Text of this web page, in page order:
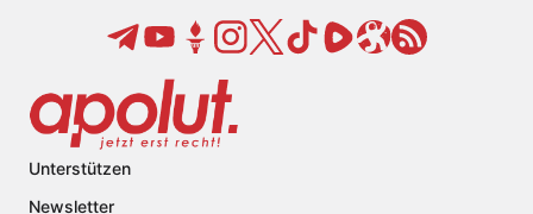
Unterstützen
Newsletter